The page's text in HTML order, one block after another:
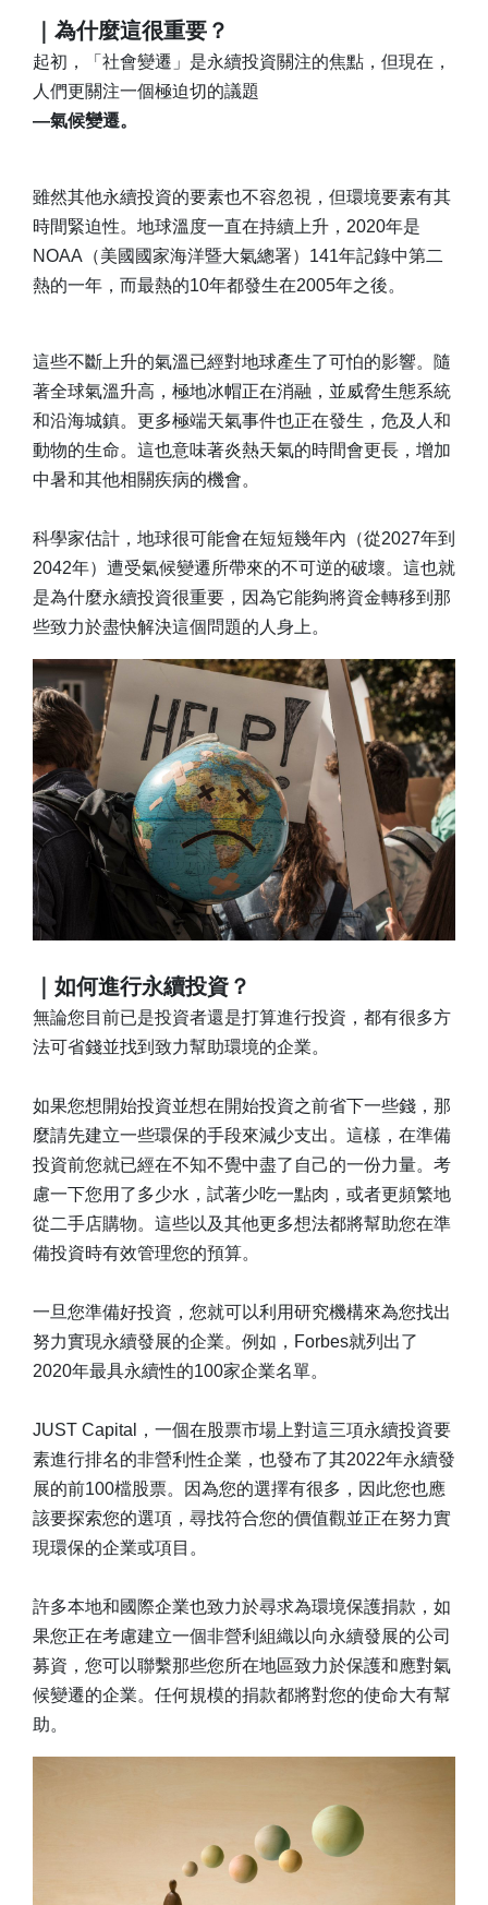
｜為什麼這很重要？
起初，「社會變遷」是永續投資關注的焦點，但現在，
人們更關注一個極迫切的議題
—氣候變遷。
雖然其他永續投資的要素也不容忽視，但環境要素有其
時間緊迫性。地球溫度一直在持續上升，2020年是
NOAA（美國國家海洋暨大氣總署）141年記錄中第二
熱的一年，而最熱的10年都發生在2005年之後。
這些不斷上升的氣溫已經對地球產生了可怕的影響。隨
著全球氣溫升高，極地冰帽正在消融，並威脅生態系統
和沿海城鎮。更多極端天氣事件也正在發生，危及人和
動物的生命。這也意味著炎熱天氣的時間會更長，增加
中暑和其他相關疾病的機會。
科學家估計，地球很可能會在短短幾年內（從2027年到
2042年）遭受氣候變遷所帶來的不可逆的破壞。這也就
是為什麼永續投資很重要，因為它能夠將資金轉移到那
些致力於盡快解決這個問題的人身上。
｜如何進行永續投資？
無論您目前已是投資者還是打算進行投資，都有很多方
法可省錢並找到致力幫助環境的企業。
如果您想開始投資並想在開始投資之前省下一些錢，那
麼請先建立一些環保的手段來減少支出。這樣，在準備
投資前您就已經在不知不覺中盡了自己的一份力量。考
慮一下您用了多少水，試著少吃一點肉，或者更頻繁地
從二手店購物。這些以及其他更多想法都將幫助您在準
備投資時有效管理您的預算。
一旦您準備好投資，您就可以利用研究機構來為您找出
努力實現永續發展的企業。例如，Forbes就列出了
2020年最具永續性的100家企業名單。
JUST Capital，一個在股票市場上對這三項永續投資要
素進行排名的非營利性企業，也發布了其2022年永續發
展的前100檔股票。因為您的選擇有很多，因此您也應
該要探索您的選項，尋找符合您的價值觀並正在努力實
現環保的企業或項目。
許多本地和國際企業也致力於尋求為環境保護捐款，如
果您正在考慮建立一個非營利組織以向永續發展的公司
募資，您可以聯繫那些您所在地區致力於保護和應對氣
候變遷的企業。任何規模的捐款都將對您的使命大有幫
助。